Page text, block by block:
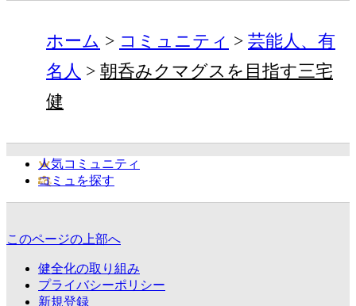
ホーム コミュニティ
芸能人、有
名人
朝呑みクマグスを目指す三宅
健
人気コミュニティ
コミュを探す
このページの上部へ
健全化の取り組み
プライバシーポリシー
新規登録